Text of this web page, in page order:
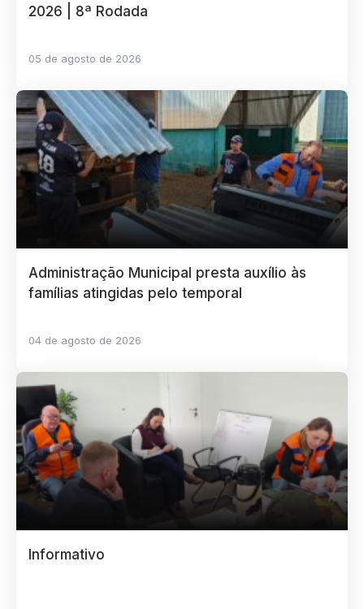
2026 | 8ª Rodada
05 de agosto de 2026
Administração Municipal presta auxílio às
famílias atingidas pelo temporal
04 de agosto de 2026
Informativo